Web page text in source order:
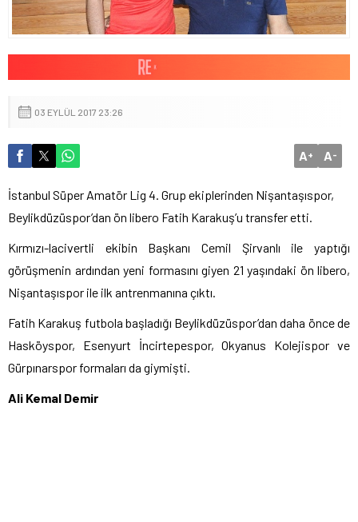
03 EYLÜL 2017 23:26
A+ A-
İstanbul Süper Amatör Lig 4. Grup ekiplerinden Nişantaşıspor,
Beylikdüzüspor’dan ön libero Fatih Karakuş’u transfer etti.
Kırmızı-lacivertli ekibin Başkanı Cemil Şirvanlı ile yaptığı
görüşmenin ardından yeni formasını giyen 21 yaşındaki ön libero,
Nişantaşıspor ile ilk antrenmanına çıktı.
Fatih Karakuş futbola başladığı Beylikdüzüspor’dan daha önce de
Hasköyspor, Esenyurt İncirtepespor, Okyanus Kolejispor ve
Gürpınarspor formaları da giymişti.
Ali Kemal Demir